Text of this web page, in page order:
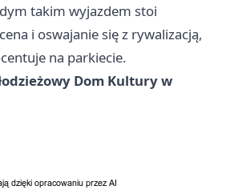
takim wyjazdem stoi
i oswajanie się z rywalizacją,
na parkiecie.
Dom Kultury w